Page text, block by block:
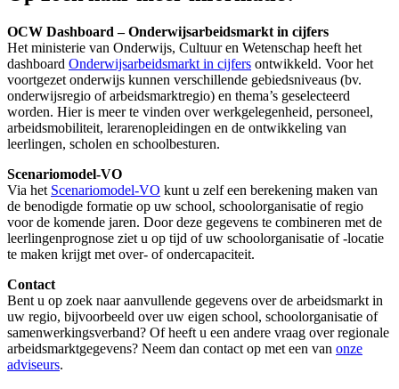
OCW Dashboard – Onderwijsarbeidsmarkt in cijfers
Het ministerie van Onderwijs, Cultuur en Wetenschap heeft het
dashboard Onderwijsarbeidsmarkt in cijfers ontwikkeld. Voor het
voortgezet onderwijs kunnen verschillende gebiedsniveaus (bv.
onderwijsregio of arbeidsmarktregio) en thema’s geselecteerd
worden. Hier is meer te vinden over werkgelegenheid, personeel,
arbeidsmobiliteit, lerarenopleidingen en de ontwikkeling van
leerlingen, scholen en schoolbesturen.
Scenariomodel-VO
Via het Scenariomodel-VO kunt u zelf een berekening maken van
de benodigde formatie op uw school, schoolorganisatie of regio
voor de komende jaren. Door deze gegevens te combineren met de
leerlingenprognose ziet u op tijd of uw schoolorganisatie of -locatie
te maken krijgt met over- of ondercapaciteit.
Contact
Bent u op zoek naar aanvullende gegevens over de arbeidsmarkt in
uw regio, bijvoorbeeld over uw eigen school, schoolorganisatie of
samenwerkingsverband? Of heeft u een andere vraag over regionale
arbeidsmarktgegevens? Neem dan contact op met een van onze
adviseurs.